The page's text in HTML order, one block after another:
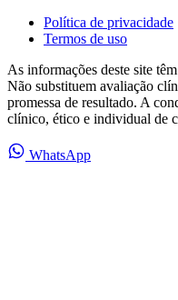
Política de privacidade
Termos de uso
As informações deste site
Não substituem avaliação
promessa de resultado. A
clínico, ético e individual de
WhatsApp